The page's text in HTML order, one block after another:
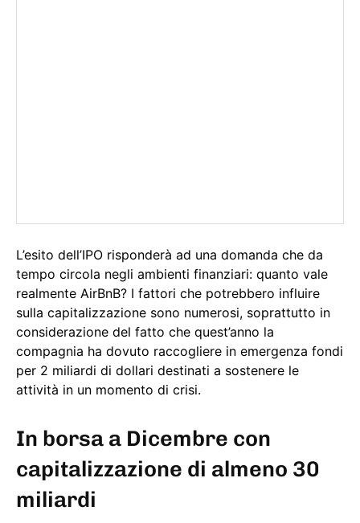
L’esito dell’IPO risponderà ad una domanda che da
tempo circola negli ambienti finanziari: quanto vale
realmente AirBnB? I fattori che potrebbero influire
sulla capitalizzazione sono numerosi, soprattutto in
considerazione del fatto che quest’anno la
compagnia ha dovuto raccogliere in emergenza fondi
per 2 miliardi di dollari destinati a sostenere le
attività in un momento di crisi.
In borsa a Dicembre con
capitalizzazione di almeno 30
miliardi